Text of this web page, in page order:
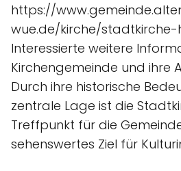
https://
wue.de/kirche/stadtkirche-
Interessierte weitere
Kirchengemeinde und ihre
Durch ihre historische
zentrale Lage ist die
Treffpunkt für die
sehenswertes Ziel für